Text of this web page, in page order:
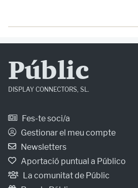
Públic
DISPLAY CONNECTORS, SL.
Fes-te soci/a
Gestionar el meu compte
Newsletters
Aportació puntual a Público
La comunitat de Públic